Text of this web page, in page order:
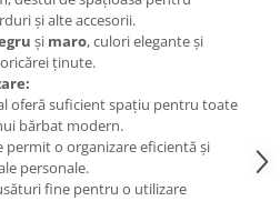
și alte accesorii.
și maro, culori elegante și
ținute.
oferă suficient spațiu pentru toate
bărbat modern.
permit o organizare eficientă și
personale.
fine pentru o utilizare